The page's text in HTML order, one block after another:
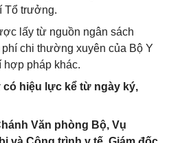
Tổ trưởng.
lấy từ nguồn ngân sách
chi thường xuyên của Bộ Y
hợp pháp khác.
có hiệu lực kể từ ngày ký,
Văn phòng Bộ, Vụ